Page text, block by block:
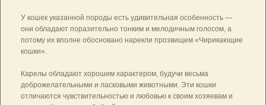
У кошек указанной породы есть удивительная особенность —
они обладают поразительно тонким и мелодичным голосом, а
потому их вполне обосновано нарекли прозвищем «Чирикающие
кошки».
Карелы обладают хорошим характером, будучи весьма
доброжелательными и ласковыми животными. Эти кошки
отличаются чувствительностью и любовью к своим хозяевам и